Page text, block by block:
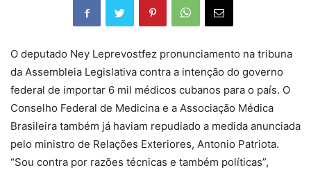
O deputado Ney Leprevostfez pronunciamento na tribuna
da Assembleia Legislativa contra a intenção do governo
federal de importar 6 mil médicos cubanos para o país. O
Conselho Federal de Medicina e a Associação Médica
Brasileira também já haviam repudiado a medida anunciada
pelo ministro de Relações Exteriores, Antonio Patriota.
“Sou contra por razões técnicas e também políticas”,